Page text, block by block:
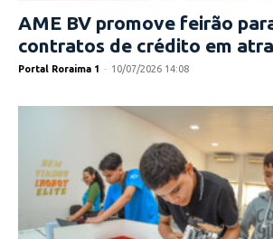
AME BV promove feirão
contratos de crédito em
Portal Roraima 1 - 10/07/2026 14:08